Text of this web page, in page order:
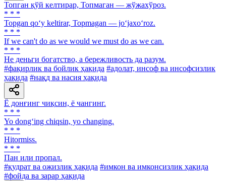
Топган қўй келтирар, Топмаган — жўжахўроз.
* * *
Topgan qo‘y keltirar, Topmagan — jo‘jaxo‘roz.
* * *
If we can't do as we would we must do as we can.
* * *
He деньги богатство, а бережливость да разум.
#фақирлик ва бойлик ҳақида #адолат, инсоф ва инсофсизлик
ҳақида #нақд ва насия ҳақида
Ё донғинг чиқсин, ё чангинг.
* * *
Yo dong‘ing chiqsin, yo changing.
* * *
Hitormiss.
* * *
Пан или пропал.
#қудрат ва ожизлик ҳақида #имкон ва имконсизлик ҳақида
#фойда ва зарар ҳақида